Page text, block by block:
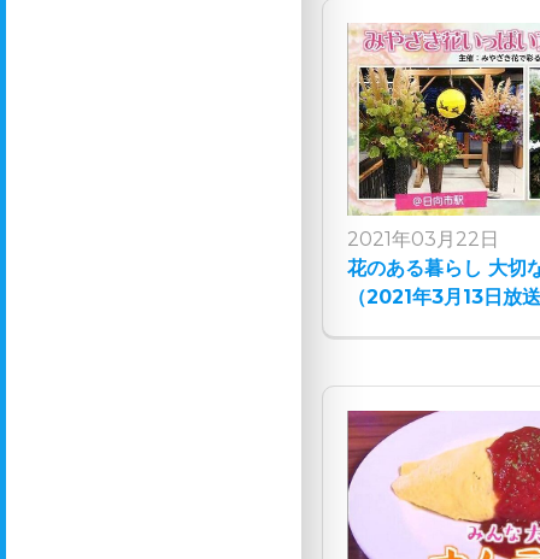
2021年03月22日
花のある暮らし 大切
（2021年3月13日放